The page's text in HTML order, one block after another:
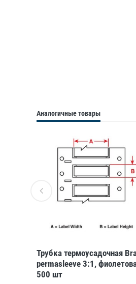
Аналогичные товары
Трубка термоусадочная
permasleeve 3:1,
500 шт